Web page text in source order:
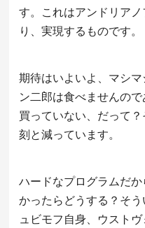
す。これはアンドリア
り、実現するものです。
期待はいよいよ、マシ
ン二郎は食べませんの
買っていない、だって
刻と減っています。
ハードなプログラムだ
かったらどうする？そ
ュビモフ自身、ウスト